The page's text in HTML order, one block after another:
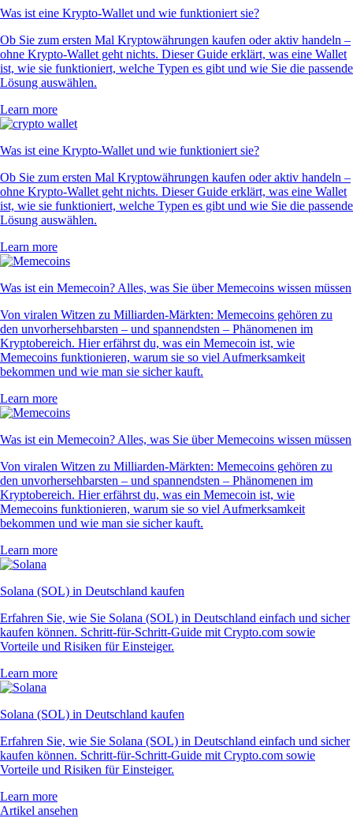
Was ist eine Krypto-Wallet und wie funktioniert sie?
Ob Sie zum ersten Mal Kryptowährungen kaufen oder aktiv handeln –
ohne Krypto-Wallet geht nichts. Dieser Guide erklärt, was eine Wallet
ist, wie sie funktioniert, welche Typen es gibt und wie Sie die passende
Lösung auswählen.
Learn more
Was ist eine Krypto-Wallet und wie funktioniert sie?
Ob Sie zum ersten Mal Kryptowährungen kaufen oder aktiv handeln –
ohne Krypto-Wallet geht nichts. Dieser Guide erklärt, was eine Wallet
ist, wie sie funktioniert, welche Typen es gibt und wie Sie die passende
Lösung auswählen.
Learn more
Was ist ein Memecoin? Alles, was Sie über Memecoins wissen müssen
Von viralen Witzen zu Milliarden-Märkten: Memecoins gehören zu
den unvorhersehbarsten – und spannendsten – Phänomenen im
Kryptobereich. Hier erfährst du, was ein Memecoin ist, wie
Memecoins funktionieren, warum sie so viel Aufmerksamkeit
bekommen und wie man sie sicher kauft.
Learn more
Was ist ein Memecoin? Alles, was Sie über Memecoins wissen müssen
Von viralen Witzen zu Milliarden-Märkten: Memecoins gehören zu
den unvorhersehbarsten – und spannendsten – Phänomenen im
Kryptobereich. Hier erfährst du, was ein Memecoin ist, wie
Memecoins funktionieren, warum sie so viel Aufmerksamkeit
bekommen und wie man sie sicher kauft.
Learn more
Solana (SOL) in Deutschland kaufen
Erfahren Sie, wie Sie Solana (SOL) in Deutschland einfach und sicher
kaufen können. Schritt-für-Schritt-Guide mit Crypto.com sowie
Vorteile und Risiken für Einsteiger.
Learn more
Solana (SOL) in Deutschland kaufen
Erfahren Sie, wie Sie Solana (SOL) in Deutschland einfach und sicher
kaufen können. Schritt-für-Schritt-Guide mit Crypto.com sowie
Vorteile und Risiken für Einsteiger.
Learn more
Artikel ansehen